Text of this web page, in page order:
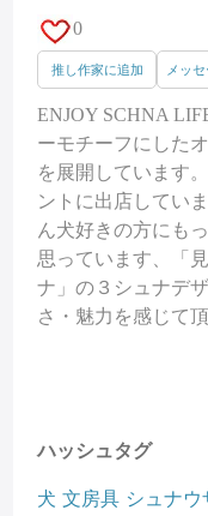
0
推し作家に追加 メッ
ENJOY SCHNA
ーモチーフにした
を展開しています
ントに出店してい
ん犬好きの方にも
思っています、「
ナ」の３シュナデ
さ・魅力を感じて
ハッシュタグ
犬 文房具 シュナウ